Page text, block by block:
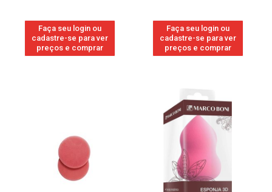
Faça seu login ou
cadastre-se para ver
preços e comprar
Faça seu login ou
cadastre-se para ver
preços e comprar